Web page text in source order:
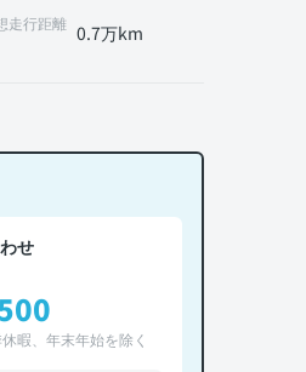
走行距離 0.7万km
せ
暇、年末年始を除く